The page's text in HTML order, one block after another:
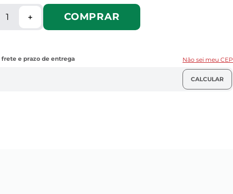
＋ COMPRAR
Não sei meu CEP